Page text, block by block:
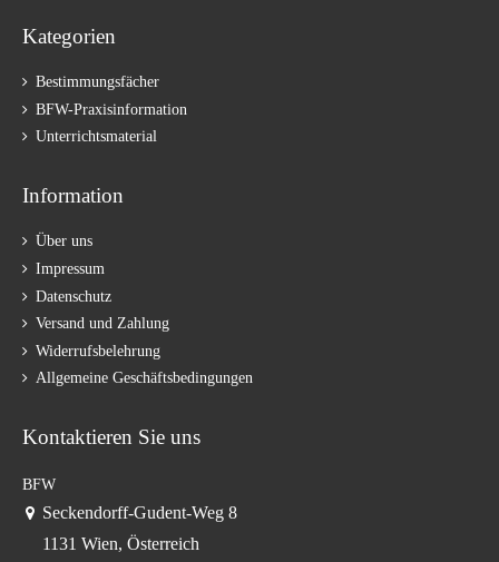
Kategorien
Bestimmungsfächer
BFW-Praxisinformation
Unterrichtsmaterial
Information
Über uns
Impressum
Datenschutz
Versand und Zahlung
Widerrufsbelehrung
Allgemeine Geschäftsbedingungen
Kontaktieren Sie uns
BFW
Seckendorff-Gudent-Weg 8
1131 Wien, Österreich